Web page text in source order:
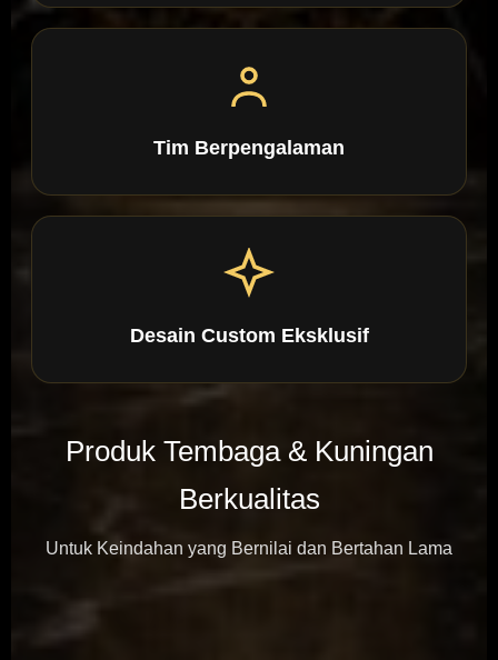
Tim Berpengalaman
Desain Custom Eksklusif
Produk Tembaga & Kuningan
Berkualitas
Untuk Keindahan yang Bernilai dan Bertahan Lama